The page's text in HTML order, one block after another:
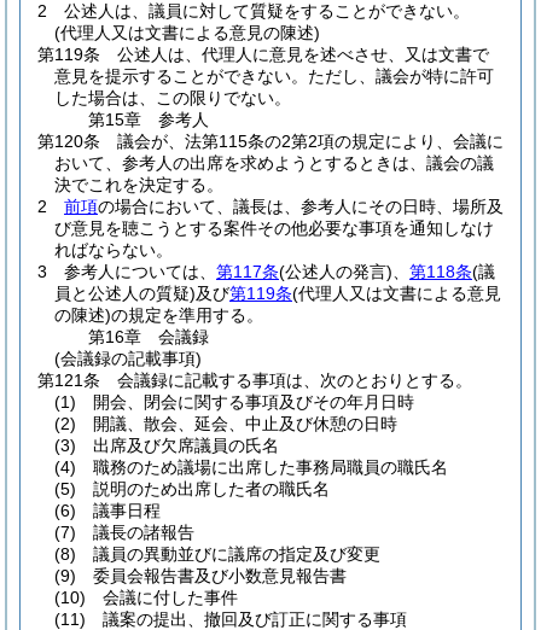
2
公述人は、議員に対して質疑をすることができない。
(代理人又は文書による意見の陳述)
第119条
公述人は、代理人に意見を述べさせ、又は文書で
意見を提示することができない。 ただし、議会が特に許可
した場合は、この限りでない。
第15章
参考人
第120条
議会が、法第115条の2第2項の規定により、会議に
おいて、参考人の出席を求めようとするときは、議会の議
決でこれを決定する。
2
前項の場合において、議長は、参考人にその日時、場所及
び意見を聴こうとする案件その他必要な事項を通知しなけ
ればならない。
3
参考人については、 第117条(公述人の発言) 第118条(議
員と公述人の質疑)及び第119条(代理人又は文書による意見
の陳述)の規定を準用する。
第16章
会議録
(会議録の記載事項)
第121条
会議録に記載する事項は、次のとおりとする。
(1)
開会、閉会に関する事項及びその年月日時
(2)
開議、散会、延会、中止及び休憩の日時
(3)
出席及び欠席議員の氏名
(4)
職務のため議場に出席した事務局職員の職氏名
(5)
説明のため出席した者の職氏名
(6)
議事日程
(7)
議長の諸報告
(8)
議員の異動並びに議席の指定及び変更
(9)
委員会報告書及び小数意見報告書
(10)
会議に付した事件
(11)
議案の提出、撤回及び訂正に関する事項